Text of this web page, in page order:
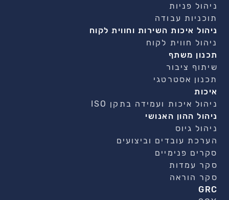
ניהול פניות
תוכניות עבודה
ניהול איכות השירות וחווית לקוח
ניהול חווית לקוח
תכנון משתף
שיתוף ציבור
תכנון אסטרטגי
איכות
ניהול איכות ועמידה בתקן ISO
ניהול ההון האנושי
ניהול גיוס
הערכת עובדים וביצועים
סקרים פנימיים
סקר עמדות
סקר הוראה
GRC